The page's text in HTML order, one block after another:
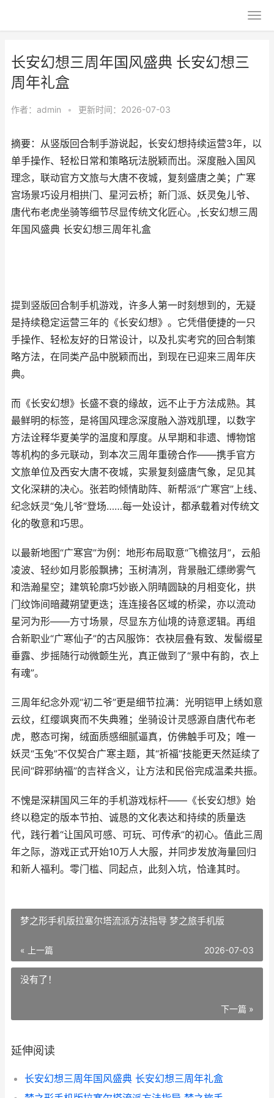
长安幻想三周年国风盛典 长安幻想三
周年礼盒
作者： admin • 更新时间：2026-07-03
摘要：从竖版回合制手游说起，长安幻想持续运营3年，以
单手操作、轻松日常和策略玩法脱颖而出。深度融入国风
理念，联动官方文旅与大唐不夜城，复刻盛唐之美；广寒
宫场景巧设月相拱门、星河云桥；新门派、妖灵兔儿爷、
唐代布老虎坐骑等细节尽显传统文化匠心。,长安幻想三周
年国风盛典 长安幻想三周年礼盒
提到竖版回合制手机游戏，许多人第一时刻想到的，无疑
是持续稳定运营三年的《长安幻想》。它凭借便捷的一只
手操作、轻松友好的日常设计，以及扎实考究的回合制策
略方法，在同类产品中脱颖而出，到现在已迎来三周年庆
典。
而《长安幻想》长盛不衰的缘故，远不止于方法成熟。其
最鲜明的标签，是将国风理念深度融入游戏肌理，以数字
方法诠释华夏美学的温度和厚度。从早期和非遗、博物馆
等机构的多元联动，到本次三周年重磅合作——携手官方
文旅单位及西安大唐不夜城，实景复刻盛唐气象，足见其
文化深耕的决心。张若昀倾情助阵、新帮派“广寒宫”上线、
纪念妖灵“兔儿爷”登场……每一处设计，都承载着对传统文
化的敬意和巧思。
以最新地图“广寒宫”为例：地形布局取意“飞檐弦月”，云船
凌波、轻纱如月影般飘拂；玉树清冽，背景融汇缥缈雾气
和浩瀚星空；建筑轮廓巧妙嵌入阴晴圆缺的月相变化，拱
门纹饰间暗藏朔望更迭；连连接各区域的桥梁，亦以流动
星河为形——方寸场景，尽显东方仙境的诗意逻辑。再组
合新职业“广寒仙子”的古风服饰：衣袂层叠有致、发髻缀星
垂露、步摇随行动微颤生光，真正做到了“景中有韵，衣上
有魂”。
三周年纪念外观“初二爷”更是细节拉满：光明铠甲上绣如意
云纹，红缨飒爽而不失典雅；坐骑设计灵感源自唐代布老
虎，憨态可掬，绒面质感细腻逼真，仿佛触手可及；唯一
妖灵“玉兔”不仅契合广寒主题，其“祈福”技能更天然延续了
民间“辟邪纳福”的吉祥含义，让方法和民俗完成温柔共振。
不愧是深耕国风三年的手机游戏标杆——《长安幻想》始
终以稳定的版本节拍、诚恳的文化表达和持续的质量迭
代，践行着“让国风可感、可玩、可传承”的初心。值此三周
年之际，游戏正式开始10万人大服，并同步发放海量回归
和新人福利。零门槛、同起点，此刻入坑，恰逢其时。
梦之形手机版拉塞尔塔流派方法指导 梦之旅手机版
« 上一篇 2026-07-03
没有了！
下一篇 »
延伸阅读
长安幻想三周年国风盛典 长安幻想三周年礼盒